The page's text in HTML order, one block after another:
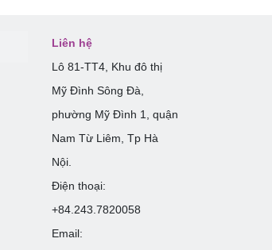
Liên hệ
Lô 81-TT4, Khu đô thị
Mỹ Đình Sông Đà,
phường Mỹ Đình 1, quận
Nam Từ Liêm, Tp Hà
Nội.
Điện thoại:
+84.243.7820058
Email: